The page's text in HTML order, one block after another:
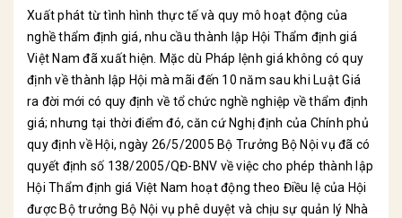
Xuất phát từ tình hình thực tế và quy mô hoạt động của
nghề thẩm định giá, nhu cầu thành lập Hội Thẩm định giá
Việt Nam đã xuất hiện. Mặc dù Pháp lệnh giá không có quy
định về thành lập Hội mà mãi đến 10 năm sau khi Luật Giá
ra đời mới có quy định về tổ chức nghề nghiệp về thẩm định
giá; nhưng tại thời điểm đó, căn cứ Nghị định của Chính phủ
quy định về Hội, ngày 26/5/2005 Bộ Trưởng Bộ Nội vụ đã có
quyết định số 138/2005/QĐ-BNV về việc cho phép thành lập
Hội Thẩm định giá Việt Nam hoạt động theo Điều lệ của Hội
được Bộ trưởng Bộ Nội vụ phê duyệt và chịu sự quản lý Nhà